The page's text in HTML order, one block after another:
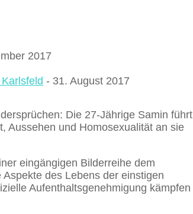
2017
- 31. August 2017
Die 27-Jährige Samin führt
Aussehen und Homosexualität an sie
eingängigen Bilderreihe dem
des Lebens der einstigen
Aufenthaltsgenehmigung kämpfen